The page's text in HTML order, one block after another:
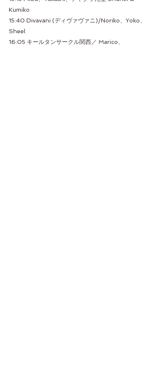
Kumiko
15:40 Divavani (ディヴァヴァニ)/Noriko、Yoko、
Sheel
16:05 キールタンサークル関西／ Marico、